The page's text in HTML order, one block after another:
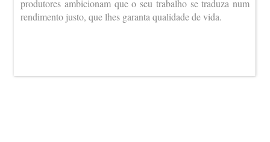
produtores ambicionam que o seu trabalho se traduza num
rendimento justo, que lhes garanta qualidade de vida.